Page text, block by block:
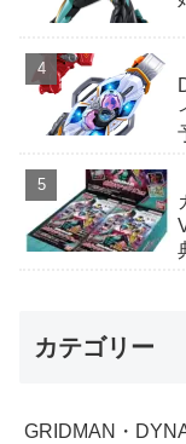
カテゴリー
GRIDMAN・